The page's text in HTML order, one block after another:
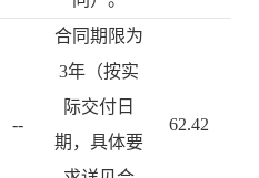
--
合同期限为
3年（按实
际交付日
期，具体要
62.42